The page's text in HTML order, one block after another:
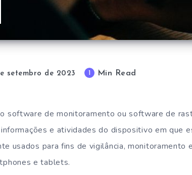
setembro de 2023 Min Read
software de monitoramento ou software de
e atividades do dispositivo em que
usados para fins de vigilância, monitoramento e
e tablets.